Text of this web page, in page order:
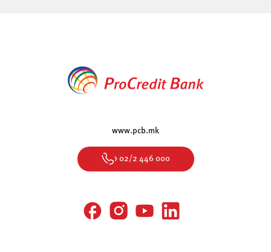
www.pcb.mk
> 02/2 446 000